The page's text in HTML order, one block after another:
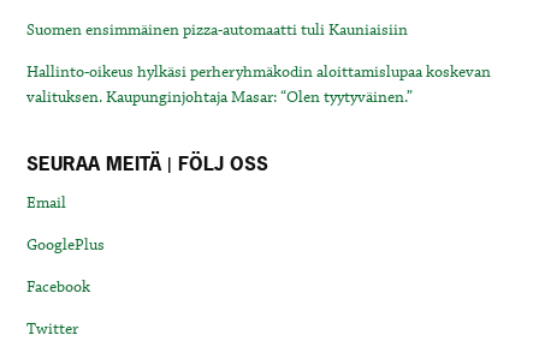
Suomen ensimmäinen pizza-automaatti tuli Kauniaisiin
Hallinto-oikeus hylkäsi perheryhmäkodin aloittamislupaa koskevan
valituksen. Kaupunginjohtaja Masar: “Olen tyytyväinen.”
SEURAA MEITÄ | FÖLJ OSS
Email
GooglePlus
Facebook
Twitter